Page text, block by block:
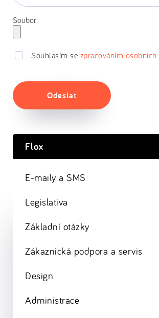
Soubor:
Souhlasím se zpracováním osobních
Odeslat
Flox
E-maily a SMS
Legislativa
Základní otázky
Zákaznická podpora a servis
Design
Administrace